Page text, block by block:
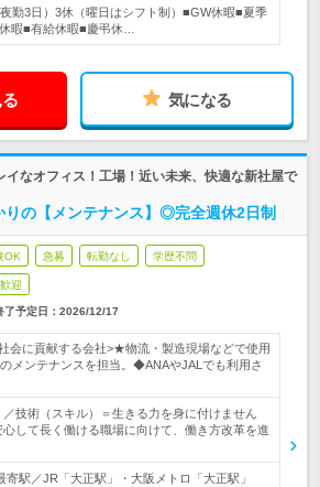
勤3日）3休（曜日はシフト制）■GW休暇■夏季
暇■有給休暇■慶弔休…
気になる
なオフィス！工場！近い未来、快適な新社屋で
の【メンテナンス】◎完全週休2日制
OK 急募 転勤なし 学歴不問
迎
了予定日： 2026/12/17
会に貢献する会社>★物流・製造現場などで使用
のメンテナンスを担当。◆ANAやJALでも利用さ
／技術（スキル）＝生きる力を身に付けません
して長く働ける職場に向けて、働き方改革を進
駅／JR「大正駅」・大阪メトロ「大正駅」